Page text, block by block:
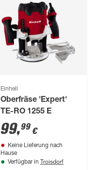
Einhell
Oberfräse 'Expert'
TE-RO 1255 E
99,99 €
Keine Lieferung nach
Hause
Verfügbar in Troisdorf